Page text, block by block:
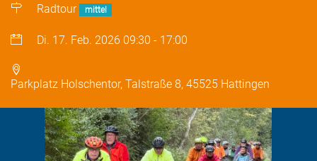
Radtour mittel
Di. 17. Feb. 2026 09:30 - 17:00
Parkplatz Holschentor, Talstraße 8, 45525 Hattingen